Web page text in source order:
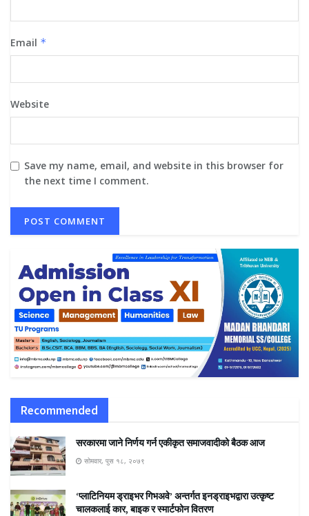
Email *
Website
Save my name, email, and website in this browser for
the next time I comment.
Recommended
सरकारमा जाने निर्णय गर्न एकीकृत समाजवादीको बैठक आज
सोमवार, पुस १८, २०७९
‘प्लाटिनियम ड्राइभर गिभअवे’ अन्तर्गत इनड्राइभद्वारा उत्कृष्ट
चालकलाई कार, बाइक र स्मार्टफोन वितरण